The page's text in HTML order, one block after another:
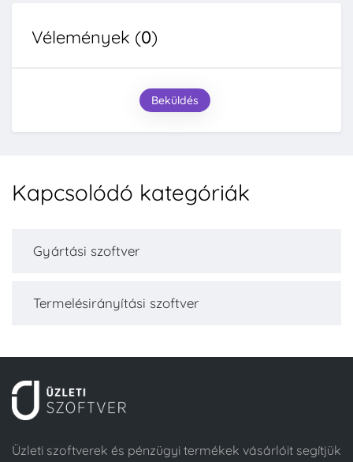
Vélemények (0)
Beküldés
Kapcsolódó kategóriák
Gyártási szoftver
Termelésirányítási szoftver
Üzleti szoftverek és pénzügyi termékek vásárlóit segítjük